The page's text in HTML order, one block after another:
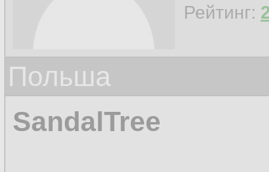
Рейтинг:
Польша
SandalTree